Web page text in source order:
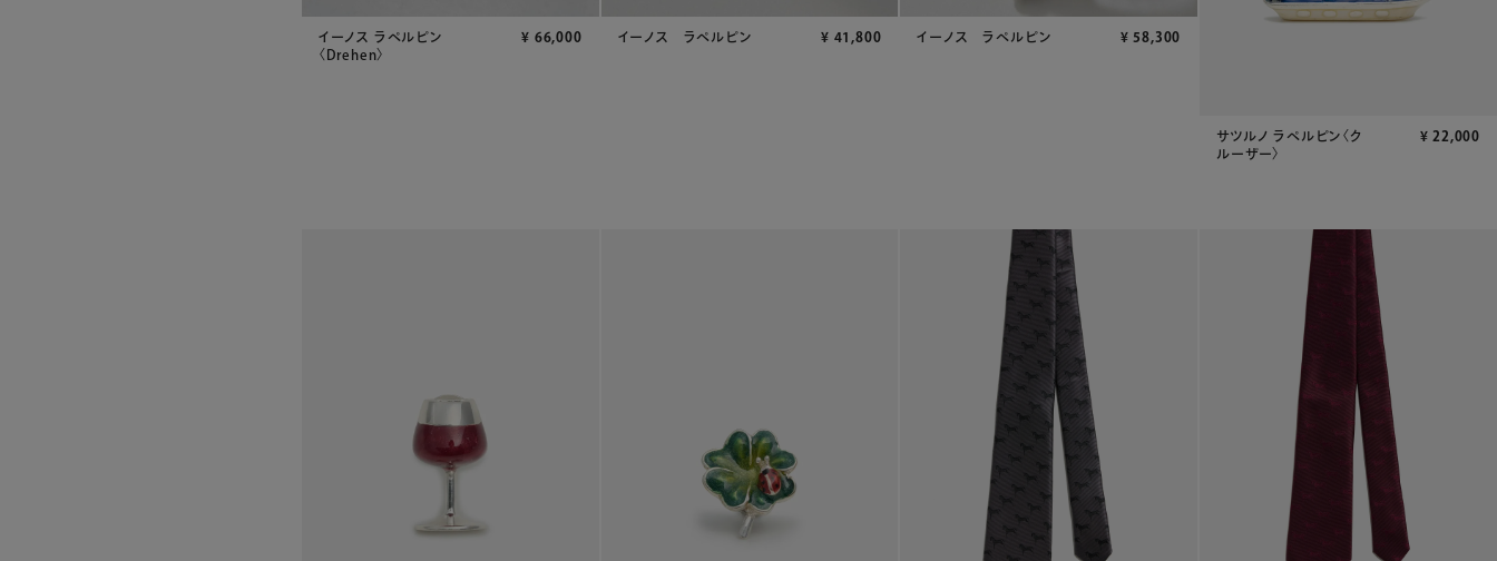
イーノス ラペルピン
〈Drehen〉
¥ 66,000 イーノス ラペルピン ¥ 41,800 イーノス ラペルピン ¥ 58,300
サツルノ ラペルピン〈ク
ルーザー〉
¥ 22,000